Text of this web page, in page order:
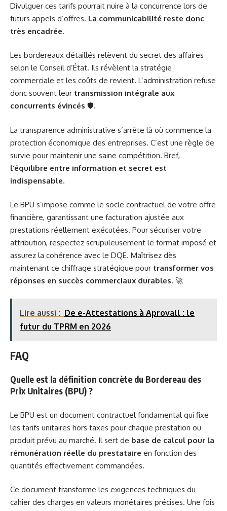
Divulguer ces tarifs pourrait nuire à la concurrence lors de
futurs appels d’offres. La communicabilité reste donc
très encadrée.
Les bordereaux détaillés relèvent du secret des affaires
selon le Conseil d’État. Ils révèlent la stratégie
commerciale et les coûts de revient. L’administration refuse
donc souvent leur transmission intégrale aux
concurrents évincés 🛡️.
La transparence administrative s’arrête là où commence la
protection économique des entreprises. C’est une règle de
survie pour maintenir une saine compétition. Bref,
l’équilibre entre information et secret est
indispensable.
Le BPU s’impose comme le socle contractuel de votre offre
financière, garantissant une facturation ajustée aux
prestations réellement exécutées. Pour sécuriser votre
attribution, respectez scrupuleusement le format imposé et
assurez la cohérence avec le DQE. Maîtrisez dès
maintenant ce chiffrage stratégique pour transformer vos
réponses en succès commerciaux durables. 🚀
Lire aussi : De e-Attestations à Aprovall : le
futur du TPRM en 2026
FAQ
Quelle est la définition concrète du Bordereau des
Prix Unitaires (BPU) ?
Le BPU est un document contractuel fondamental qui fixe
les tarifs unitaires hors taxes pour chaque prestation ou
produit prévu au marché. Il sert de base de calcul pour la
rémunération réelle du prestataire en fonction des
quantités effectivement commandées.
Ce document transforme les exigences techniques du
cahier des charges en valeurs monétaires précises. Une fois